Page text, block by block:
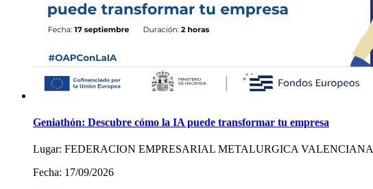
Geniathón: Descubre cómo la IA puede transformar tu empresa
Lugar: FEDERACION EMPRESARIAL METALURGICA VALENCIANA
Fecha: 17/09/2026